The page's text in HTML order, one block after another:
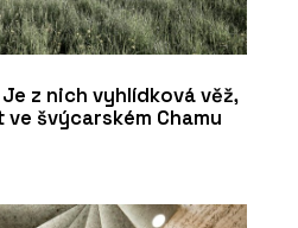
z nich vyhlídková věž,
švýcarském Chamu